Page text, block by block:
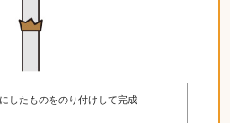
したものをのり付けして完成